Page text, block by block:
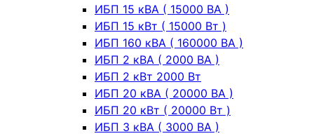
ИБП 15 кВА ( 15000 ВА )
ИБП 15 кВт ( 15000 Вт )
ИБП 160 кВА ( 160000 ВА )
ИБП 2 кВА ( 2000 ВА )
ИБП 2 кВт 2000 Вт
ИБП 20 кВА ( 20000 ВА )
ИБП 20 кВт ( 20000 Вт )
ИБП 3 кВА ( 3000 ВА )